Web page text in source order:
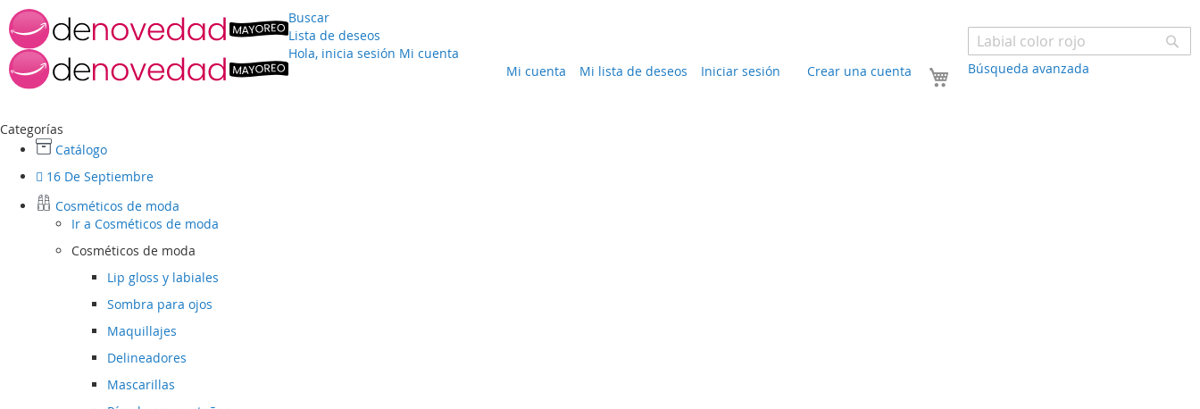
Buscar
Búsqueda avanzada
Lista de deseos
Hola, inicia sesión Mi cuenta
Mi carrito
Mi cuenta Mi lista de deseos Iniciar sesión Crear una cuenta
Categorías
Catálogo
16 De Septiembre
Cosméticos de moda
Ir a Cosméticos de moda
Cosméticos de moda
Lip gloss y labiales
Sombra para ojos
Maquillajes
Delineadores
Mascarillas